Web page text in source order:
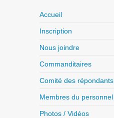
Accueil
Inscription
Nous joindre
Commanditaires
Comité des répondants
Membres du personnel
Photos / Vidéos